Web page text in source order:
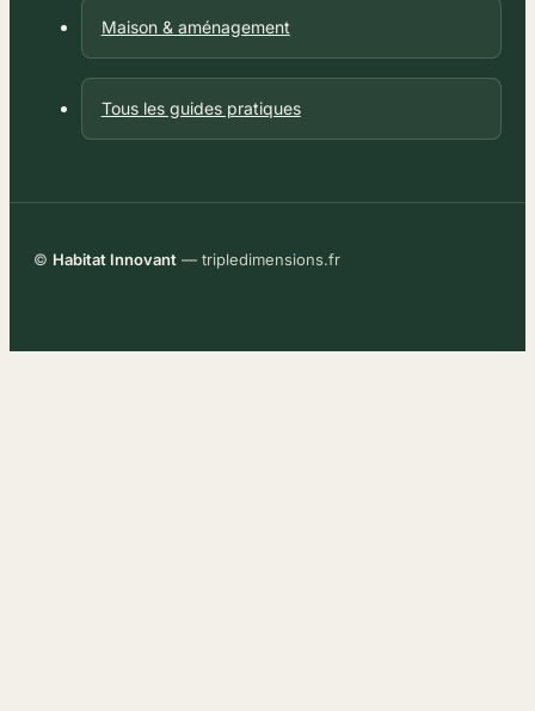
Maison & aménagement
Tous les guides pratiques
© Habitat Innovant— tripledimensions.fr